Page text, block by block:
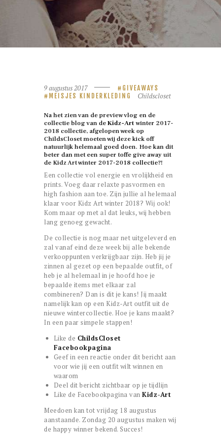
9 augustus 2017
GIVEAWAYS
MEISJES KINDERKLEDING
Childscloset
Na het zien van de preview vlog en de
collectie blog van deKidz-Artwinter 2017-
2018 collectie, afgelopen week op
ChildsCloset moeten wij deze kick off
natuurlijk helemaal goed doen. Hoe kan dit
beter dan met een super toffe give away uit
de Kidz Art winter 2017-2018 collectie?!
Een collectie vol energie en vrolijkheid en
prints. Voeg daar relaxte pasvormen en
high fashion aan toe. Zijn jullie al helemaal
klaar voor Kidz Art winter 2018? Wij ook!
Kom maar op met al dat leuks, wij hebben
lang genoeg gewacht.
De collectie is nog maar net uitgeleverd en
zal vanaf eind deze week bij alle bekende
verkooppunten verkrijgbaar zijn. Heb jij je
zinnen al gezet op een bepaalde outfit, of
heb je al helemaal in je hoofd hoe je
bepaalde items met elkaar zal
combineren? Dan is dit je kans! Jij maakt
namelijk kan op een Kidz-Art outfit uit de
nieuwe wintercollectie. Hoe je kans maakt?
In een paar simpele stappen!
Like de ChildsCloset
Facebookpagina
Geef in een reactie onder dit bericht aan
voor wie jij een outfit wilt winnen en
waarom
Deel dit bericht zichtbaar op je tijdlijn
Like de Facebookpagina van Kidz-Art
Meedoen kan tot vrijdag 18 augustus
aanstaande. Zondag 20 augustus maken wij
de happy winner bekend. Succes!